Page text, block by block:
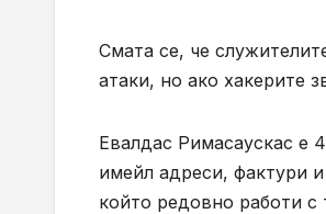
Смата се, че
атаки, но ако хакерите
Евалдас Римасаускас е
имейл адреси, фактури
който редовно работи с